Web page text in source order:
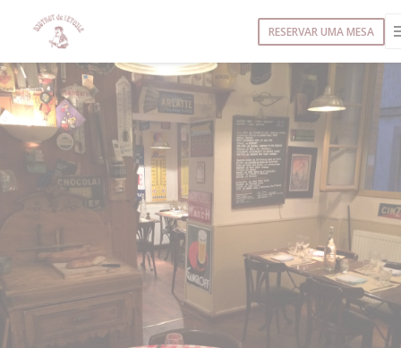
RESERVAR UMA MESA